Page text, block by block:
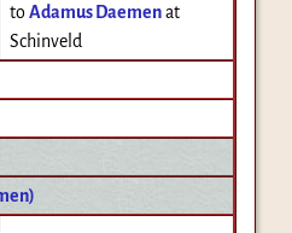
toAdamus Daemen at
Schinveld